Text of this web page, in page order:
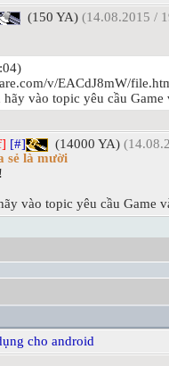
(150 YA) (14.08.2015 /
v/EACdJ8mW/
vào topic yêu cầu
[#] (14000 YA)
sẻ là mười
vào topic yêu cầu Game
cho android